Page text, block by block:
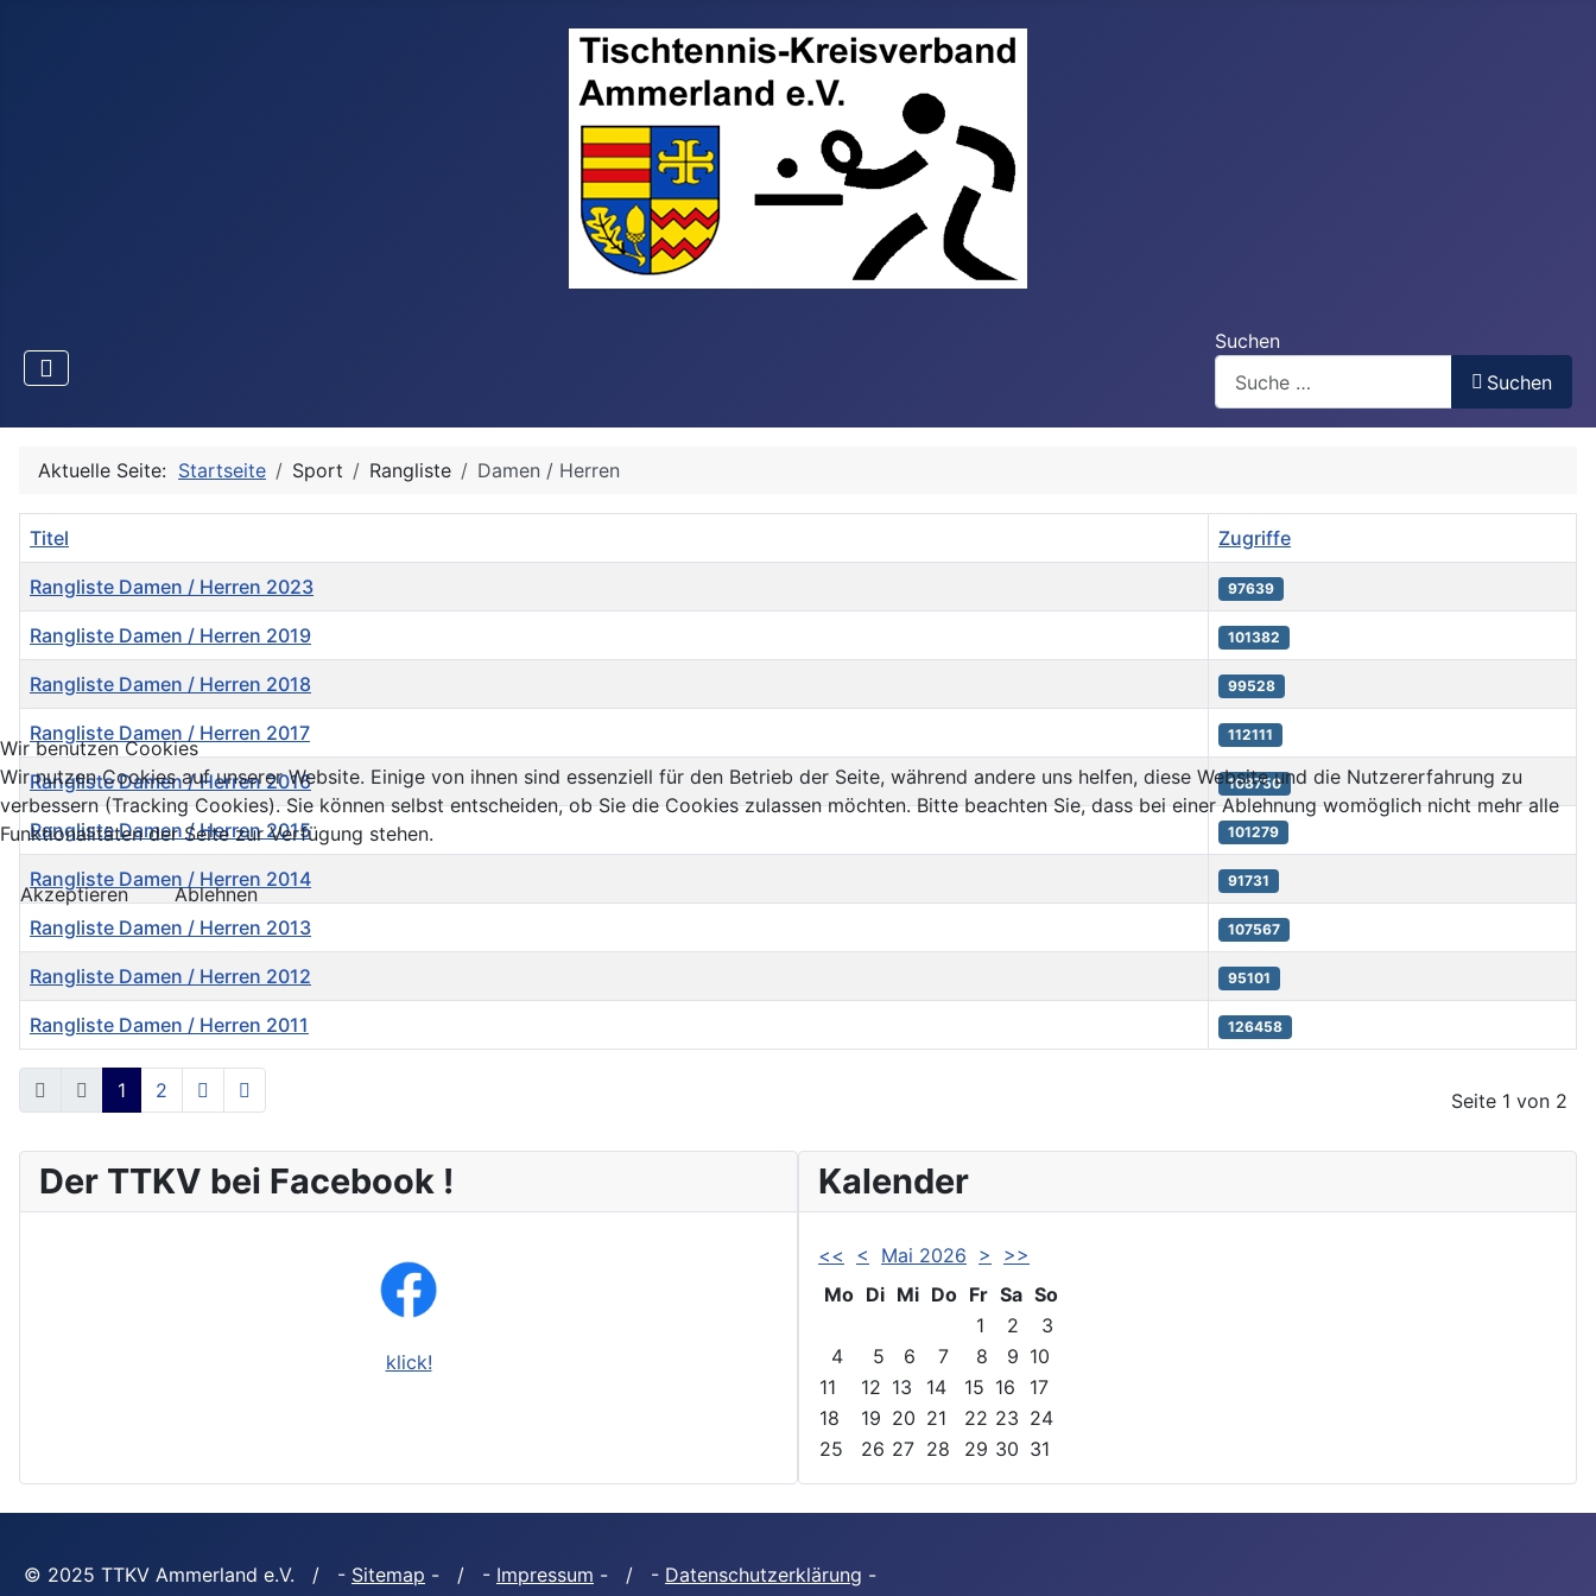
Suchen
Suchen
Aktuelle Seite: Startseite Sport Rangliste Damen / Herren
Beiträge
Titel Zugriffe
Rangliste Damen / Herren 2023 97639
Rangliste Damen / Herren 2019 101382
Rangliste Damen / Herren 2018 99528
Rangliste Damen / Herren 2017 112111
Rangliste Damen / Herren 2016 108750
Rangliste Damen / Herren 2015 101279
Rangliste Damen / Herren 2014 91731
Rangliste Damen / Herren 2013 107567
Rangliste Damen / Herren 2012 95101
Rangliste Damen / Herren 2011 126458
Seite 1 von 2
1 2
Der TTKV bei Facebook !
klick!
Kalender
<< < Mai 2026 >
>>
Mo Di Mi Do Fr Sa So
1
2
3
4
5 6 7 8 9 10
11
12 13 14 15 16
17
18
19 20 21 22 23 24
25
26 27 28 29 30 31
© 2025 TTKV Ammerland e.V. / - Sitemap - / - Impressum - / - Datenschutzerklärung -
Wir benutzen Cookies
Wir nutzen Cookies auf unserer Website. Einige von ihnen sind essenziell für den Betrieb der Seite, während andere uns helfen, diese Website und die Nutzererfahrung zu
verbessern (Tracking Cookies). Sie können selbst entscheiden, ob Sie die Cookies zulassen möchten. Bitte beachten Sie, dass bei einer Ablehnung womöglich nicht mehr alle
Funktionalitäten der Seite zur Verfügung stehen.
Akzeptieren Ablehnen